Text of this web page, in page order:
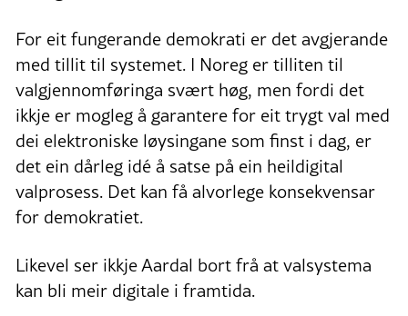
For eit fungerande demokrati er det avgjerande
med tillit til systemet. I Noreg er tilliten til
valgjennomføringa svært høg, men fordi det
ikkje er mogleg å garantere for eit trygt val med
dei elektroniske løysingane som finst i dag, er
det ein dårleg idé å satse på ein heildigital
valprosess. Det kan få alvorlege konsekvensar
for demokratiet.
Likevel ser ikkje Aardal bort frå at valsystema
kan bli meir digitale i framtida.